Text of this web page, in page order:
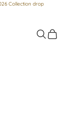
Collection drop
Suchen